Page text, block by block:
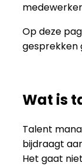
HR
AI Coach
Op deze
gesprekken
Wat is
Talent
bijdraagt
Het gaat